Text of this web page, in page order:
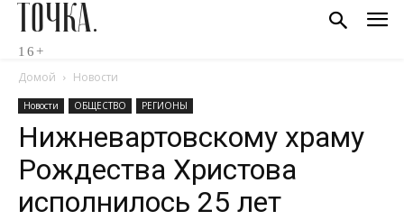
ТОЧКА.
16+
Домой Новости
Новости ОБЩЕСТВО РЕГИОНЫ
Нижневартовскому храму
Рождества Христова
исполнилось 25 лет